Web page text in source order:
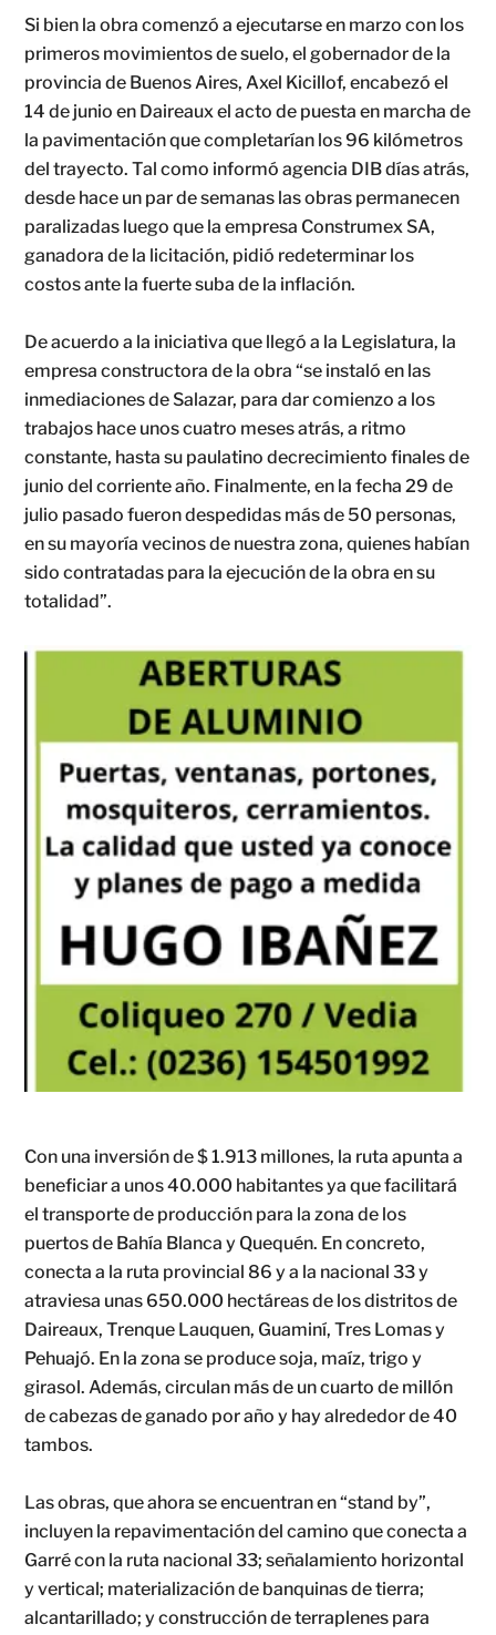
Si bien la obra comenzó a ejecutarse en marzo con los
primeros movimientos de suelo, el gobernador de la
provincia de Buenos Aires, Axel Kicillof, encabezó el
14 de junio en Daireaux el acto de puesta en marcha de
la pavimentación que completarían los 96 kilómetros
del trayecto. Tal como informó agencia DIB días atrás,
desde hace un par de semanas las obras permanecen
paralizadas luego que la empresa Construmex SA,
ganadora de la licitación, pidió redeterminar los
costos ante la fuerte suba de la inflación.
De acuerdo a la iniciativa que llegó a la Legislatura, la
empresa constructora de la obra “se instaló en las
inmediaciones de Salazar, para dar comienzo a los
trabajos hace unos cuatro meses atrás, a ritmo
constante, hasta su paulatino decrecimiento finales de
junio del corriente año. Finalmente, en la fecha 29 de
julio pasado fueron despedidas más de 50 personas,
en su mayoría vecinos de nuestra zona, quienes habían
sido contratadas para la ejecución de la obra en su
totalidad”.
Con una inversión de $ 1.913 millones, la ruta apunta a
beneficiar a unos 40.000 habitantes ya que facilitará
el transporte de producción para la zona de los
puertos de Bahía Blanca y Quequén. En concreto,
conecta a la ruta provincial 86 y a la nacional 33 y
atraviesa unas 650.000 hectáreas de los distritos de
Daireaux, Trenque Lauquen, Guaminí, Tres Lomas y
Pehuajó. En la zona se produce soja, maíz, trigo y
girasol. Además, circulan más de un cuarto de millón
de cabezas de ganado por año y hay alrededor de 40
tambos.
Las obras, que ahora se encuentran en “stand by”,
incluyen la repavimentación del camino que conecta a
Garré con la ruta nacional 33; señalamiento horizontal
y vertical; materialización de banquinas de tierra;
alcantarillado; y construcción de terraplenes para